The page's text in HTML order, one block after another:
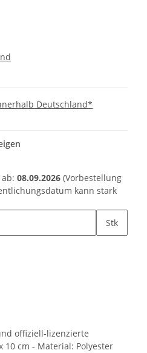
Deutschland*
08.09.2026 (Vorbestellung
kann stark
Stk
offiziell-lizenzierte
10 cm - Material: Polyester